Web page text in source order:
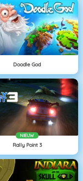
Doodle God
NIEUW
Rally Point 3